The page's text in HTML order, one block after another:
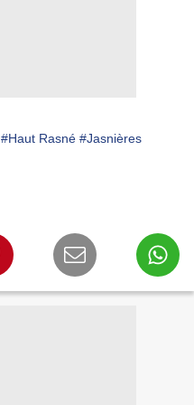
#Haut Rasné #Jasnières